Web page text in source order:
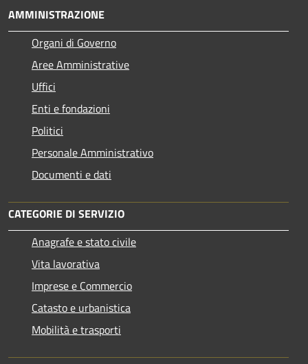
AMMINISTRAZIONE
Organi di Governo
Aree Amministrative
Uffici
Enti e fondazioni
Politici
Personale Amministrativo
Documenti e dati
CATEGORIE DI SERVIZIO
Anagrafe e stato civile
Vita lavorativa
Imprese e Commercio
Catasto e urbanistica
Mobilità e trasporti